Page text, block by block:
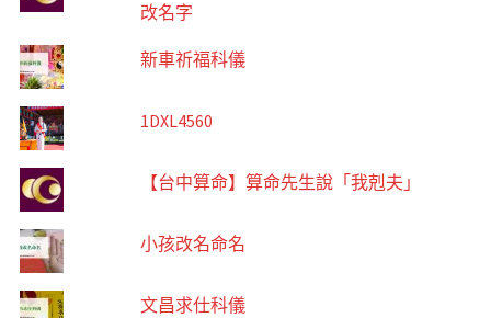
改名字
新車祈福科儀
1DXL4560
【台中算命】算命先生說「我剋夫」
小孩改名命名
文昌求仕科儀